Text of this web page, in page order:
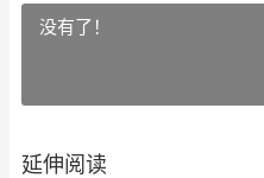
没有了！
延伸阅读